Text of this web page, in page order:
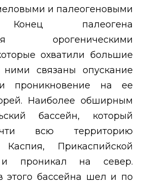
и палеогеновыми
Конец палеогена
орогеническими
охватили большие
связаны опускание
проникновение на ее
Наиболее обширным
бассейн, который
всю территорию
Каспия, Прикаспийской
и проникал на север.
этого бассейна шел и по